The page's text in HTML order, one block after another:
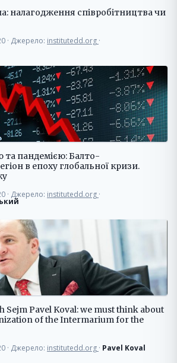
налагодження співробітництва чи
· Джерело: institutedd.org ·
та пандемією: Балто-
в епоху глобальної кризи.
· Джерело: institutedd.org ·
Sejm Pavel Koval: we must think about
of the Intermarium for the
· Джерело: institutedd.org · Pavel Koval